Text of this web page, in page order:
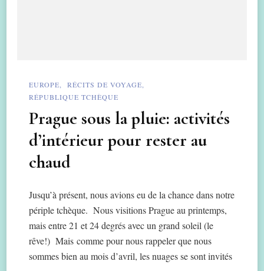
EUROPE
RÉCITS DE VOYAGE
RÉPUBLIQUE TCHÈQUE
Prague sous la pluie: activités
d’intérieur pour rester au
chaud
Jusqu’à présent, nous avions eu de la chance dans notre
périple tchèque. Nous visitions Prague au printemps,
mais entre 21 et 24 degrés avec un grand soleil (le
rêve!) Mais comme pour nous rappeler que nous
sommes bien au mois d’avril, les nuages se sont invités